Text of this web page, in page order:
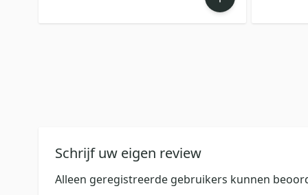
Schrijf uw eigen review
Alleen geregistreerde gebruikers kunnen